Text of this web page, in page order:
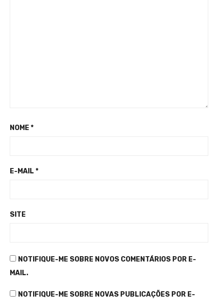
NOME *
E-MAIL *
SITE
NOTIFIQUE-ME SOBRE NOVOS COMENTÁRIOS POR E-
MAIL.
NOTIFIQUE-ME SOBRE NOVAS PUBLICAÇÕES POR E-